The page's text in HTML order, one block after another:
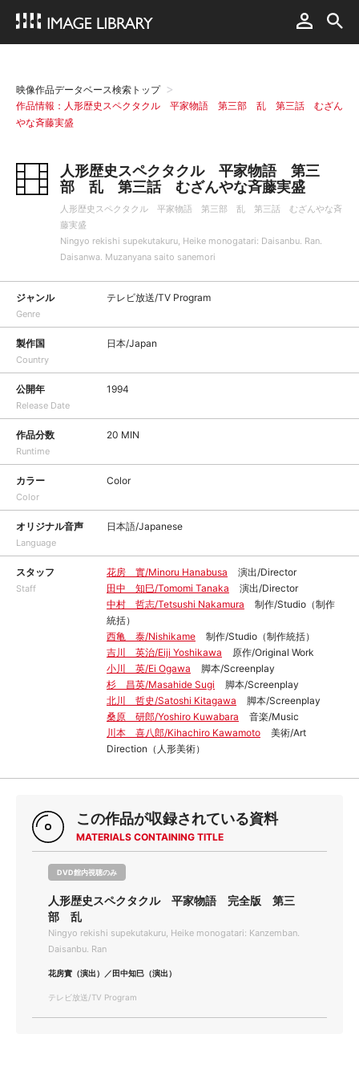
映像作品データベース検索トップ
作品情報：人形歴史スペクタクル 平家物語 第三部 乱 第三話 むざん
やな斉藤実盛
人形歴史スペクタクル 平家物語 第三
部 乱 第三話 むざんやな斉藤実盛
人形歴史スペクタクル 平家物語 第三部 乱 第三話 むざんやな斉
藤実盛
Ningyo rekishi supekutakuru, Heike monogatari: Daisanbu. Ran.
Daisanwa. Muzanyana saito sanemori
ジャンル
Genre
テレビ放送/TV Program
製作国
Country
日本/Japan
公開年
Release Date
1994
作品分数
Runtime
20 MIN
カラー
Color
Color
オリジナル音声
Language
日本語/Japanese
スタッフ
Staff
花房 實/Minoru Hanabusa
演出/Director
田中 知巳/Tomomi Tanaka
演出/Director
中村 哲志/Tetsushi Nakamura
制作/Studio（制作
統括）
西亀 泰/Nishikame
制作/Studio（制作統括）
吉川 英治/Eiji Yoshikawa
原作/Original Work
小川 英/Ei Ogawa
脚本/Screenplay
杉 昌英/Masahide Sugi
脚本/Screenplay
北川 哲史/Satoshi Kitagawa
脚本/Screenplay
桑原 研郎/Yoshiro Kuwabara
音楽/Music
川本 喜八郎/Kihachiro Kawamoto
美術/Art
Direction（人形美術）
この作品が収録されている資料
MATERIALS CONTAINING TITLE
DVD館内視聴のみ
人形歴史スペクタクル 平家物語 完全版 第三
部 乱
Ningyo rekishi supekutakuru, Heike monogatari: Kanzemban.
Daisanbu. Ran
花房實（演出）／田中知巳（演出）
テレビ放送/TV Program